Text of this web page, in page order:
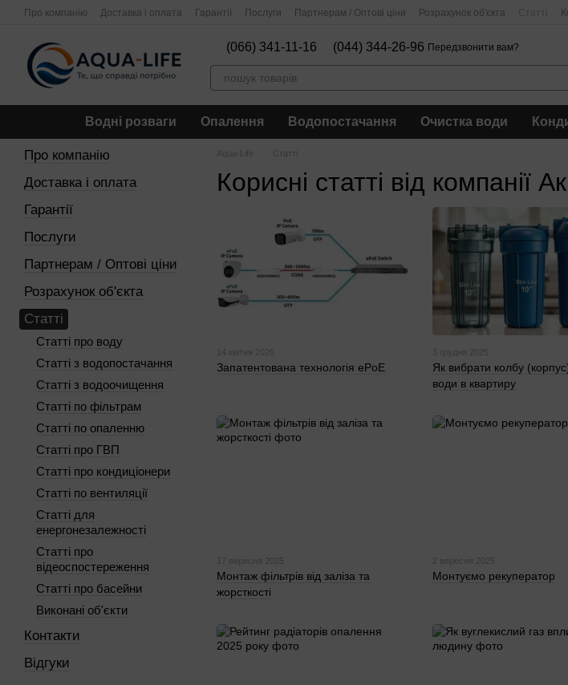
Перейти до основного контенту
Про компанію Доставка і оплата Гарантії Послуги Партнерам / Оптові ціни Розрахунок об'єкта
(066) 341-11-16 (044) 344-26-96 Передзвонити вам?
Водні розваги Опалення Водопостачання Очистка води
Aqua-Life Статті
Корисні статті від компанії
14 квітня 2026
Запатентована технологія ePoE
3 грудня 2025
Як вибрати колбу
води в квартиру
17 вересня 2025
Монтаж фільтрів від заліза та
жорсткості
2 вересня 2025
Монтуємо рекуператор
Про компанію
Доставка і оплата
Гарантії
Послуги
Партнерам / Оптові ціни
Розрахунок об'єкта
Статті
Статті про воду
Статті з водопостачання
Статті з водоочищення
Статті по фільтрам
Статті по опаленню
Статті про ГВП
Статті про кондиціонери
Статті по вентиляції
Статті для
енергонезалежності
Статті про
відеоспостереження
Статті про басейни
Виконані об'єкти
Контакти
Відгуки